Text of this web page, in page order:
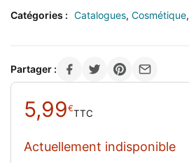
Catégories : Catalogues, Cosmétique,
Partager :
5,99€TTC
Actuellement indisponible